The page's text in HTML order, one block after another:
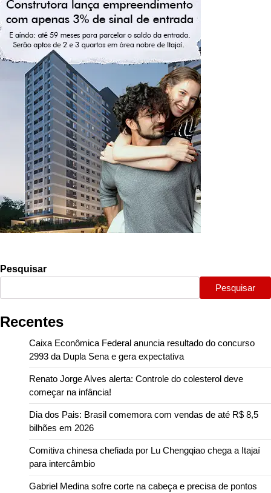
Pesquisar
Pesquisar
Recentes
Caixa Econômica Federal anuncia resultado do concurso
2993 da Dupla Sena e gera expectativa
Renato Jorge Alves alerta: Controle do colesterol deve
começar na infância!
Dia dos Pais: Brasil comemora com vendas de até R$ 8,5
bilhões em 2026
Comitiva chinesa chefiada por Lu Chengqiao chega a Itajaí
para intercâmbio
Gabriel Medina sofre corte na cabeça e precisa de pontos